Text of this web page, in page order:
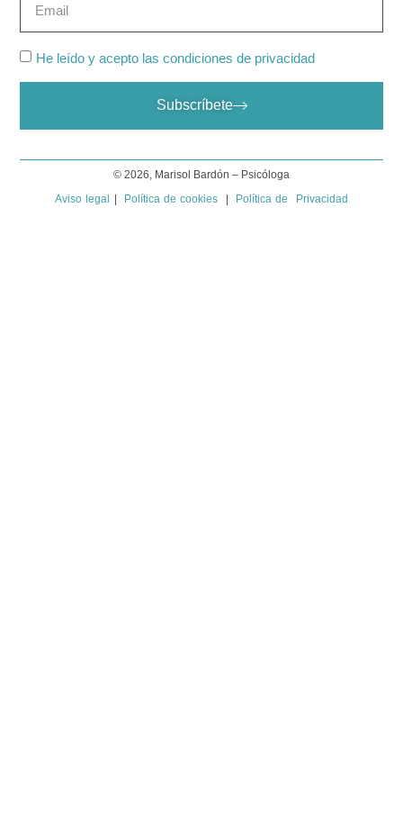
He leído y acepto las condiciones de privacidad
Subscríbete
© 2026, Marisol Bardón – Psicóloga
Aviso legal
Política de cookies Política de Privacidad